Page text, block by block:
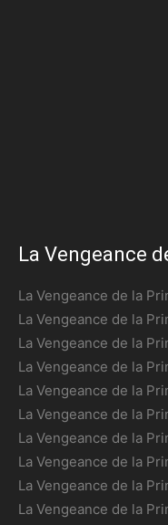
La Vengeance
La Vengeance de la
La Vengeance de la
La Vengeance de la
La Vengeance de la
La Vengeance de la
La Vengeance de la
La Vengeance de la
La Vengeance de la
La Vengeance de la
La Vengeance de la